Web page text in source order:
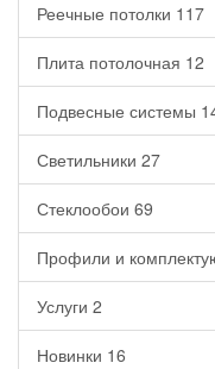
Реечные потолки 117
Плита потолочная 12
Подвесные системы
Светильники 27
Стеклообои 69
Профили и
Услуги 2
Новинки 16